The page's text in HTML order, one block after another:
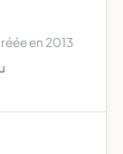
en 2013